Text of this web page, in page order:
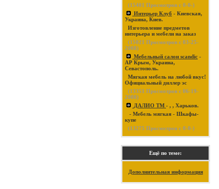
(15401 Просмотров с 0-0-)
Интерьер Клуб - Киевская,
Украина, Киев.
Изготовление предметов
интерьера и мебели на заказ
(15021 Просмотров с 03-25-
2008)
Мебельный салон scandic -
АР Крым, Украина,
Севастополь.
Мягкая мебель на любой вкус!
Официальный диллер эс
(13351 Просмотров с 06-19-
2008)
ДАЛИО ТМ - , , Харьков.
- Мебель мягкая - Шкафы-
купе
(13275 Просмотров с 0-0-)
Ещё по теме:
Дополнительная информация